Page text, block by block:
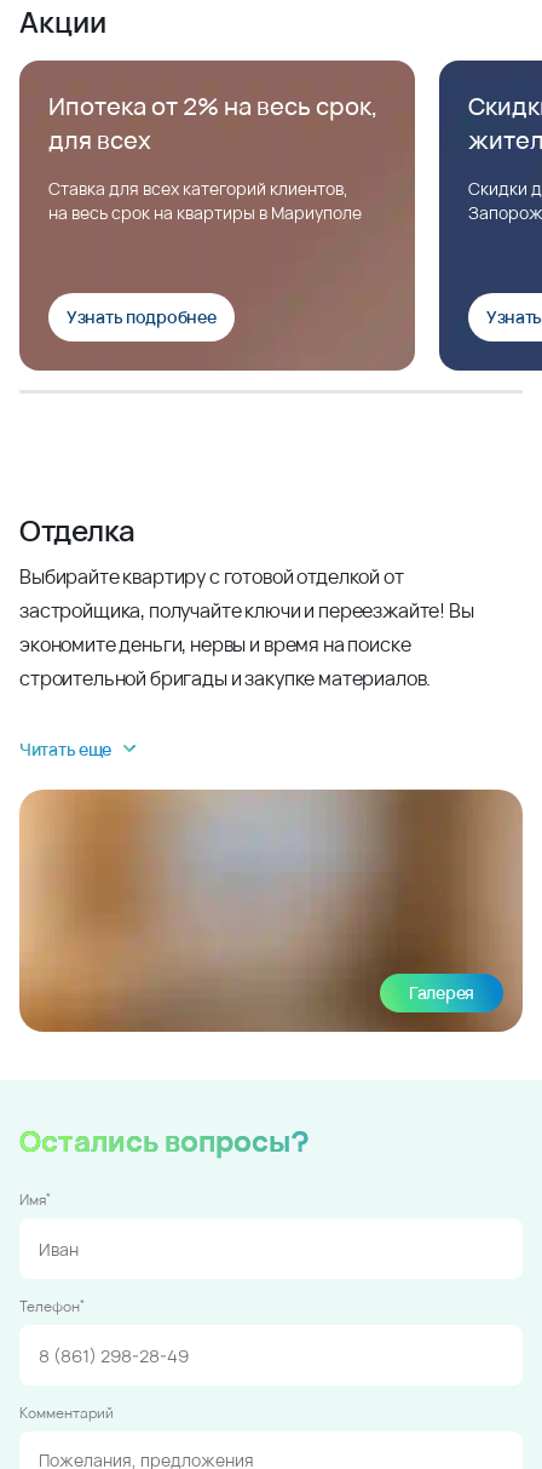
Акции
Ипотека от 2% на весь срок,
для всех
Ставка для всех категорий клиентов,
на весь срок на квартиры в Мариуполе
Узнать подробнее
Скидки
Отделка
Выбирайте квартиру с готовой отделкой от
застройщика, получайте ключи и переезжайте! Вы
экономите деньги, нервы и время на поиске
строительной бригады и закупке материалов.
Читать еще
Галерея
Остались вопросы?
Имя*
Телефон*
Комментарий